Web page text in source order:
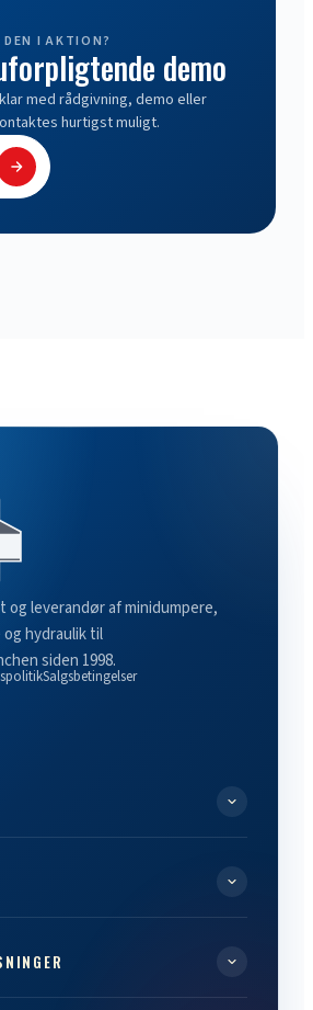
I AKTION?
demo
med rådgivning, demo eller
hurtigst muligt.
og leverandør af minidumpere,
hydraulik til
siden 1998.
Salgsbetingelser